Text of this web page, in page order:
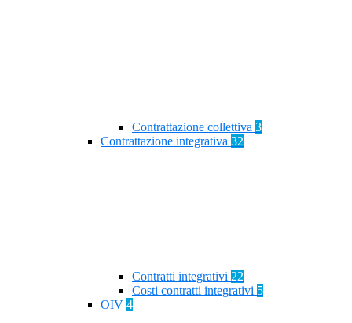
Contrattazione collettiva 3
Contrattazione integrativa 32
Contratti integrativi 22
Costi contratti integrativi 5
OIV 4